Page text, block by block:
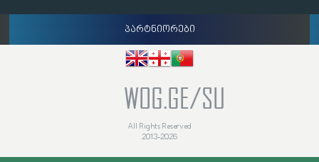
პარტნიორები
WOG.GE/SU
All Rights Reserved
2013-2026